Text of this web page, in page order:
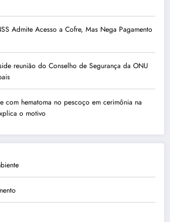
Admite Acesso a Cofre, Mas Nega Pagamento
reunião do Conselho de Segurança da ONU
com hematoma no pescoço em cerimônia na
o motivo